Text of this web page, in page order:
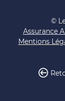
©
Assurance
Mentions